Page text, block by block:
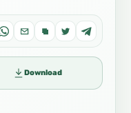
Download